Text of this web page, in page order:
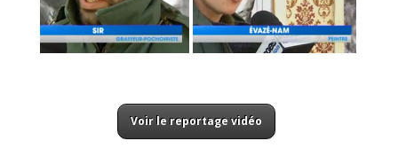
Voir le reportage vidéo